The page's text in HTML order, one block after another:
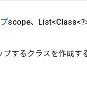
scope、
するクラスを作成す